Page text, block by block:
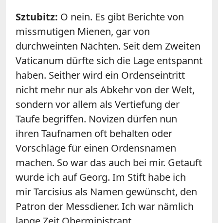
Sztubitz: O nein. Es gibt Berichte von
missmutigen Mienen, gar von
durchweinten Nächten. Seit dem Zweiten
Vaticanum dürfte sich die Lage entspannt
haben. Seither wird ein Ordenseintritt
nicht mehr nur als Abkehr von der Welt,
sondern vor allem als Vertiefung der
Taufe begriffen. Novizen dürfen nun
ihren Taufnamen oft behalten oder
Vorschläge für einen Ordensnamen
machen. So war das auch bei mir. Getauft
wurde ich auf Georg. Im Stift habe ich
mir Tarcisius als Namen gewünscht, den
Patron der Messdiener. Ich war nämlich